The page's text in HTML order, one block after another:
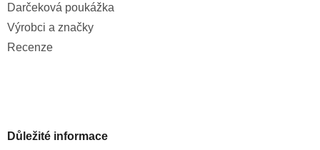
Darčeková poukážka
Výrobci a značky
Recenze
Důležité informace